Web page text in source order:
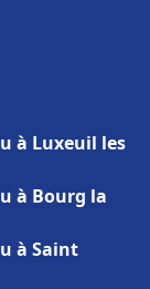
à Luxeuil les
à Bourg la
à Saint